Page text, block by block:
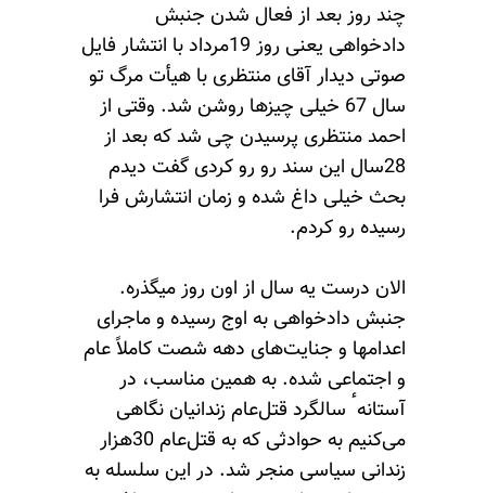
چند روز بعد از فعال شدن جنبش
دادخواهی یعنی روز 19مرداد با انتشار فایل
صوتی دیدار آقای منتظری با هیأت مرگ تو
سال 67 خیلی چیزها روشن شد. وقتی از
احمد منتظری پرسیدن چی شد که بعد از
28سال این سند رو رو کردی گفت دیدم
بحث خیلی داغ شده و زمان انتشارش فرا
رسیده رو کردم.
الان درست یه سال از اون روز میگذره.
جنبش دادخواهی به اوج رسیده و ماجرای
اعدامها و جنایت‌های دهه شصت کاملاً عام
و اجتماعی شده. به همین مناسب، در
آستانهٴ سالگرد قتل‌عام زندانیان نگاهی
می‌کنیم به حوادثی که به قتل‌عام 30هزار
زندانی سیاسی منجر شد. در این سلسله به